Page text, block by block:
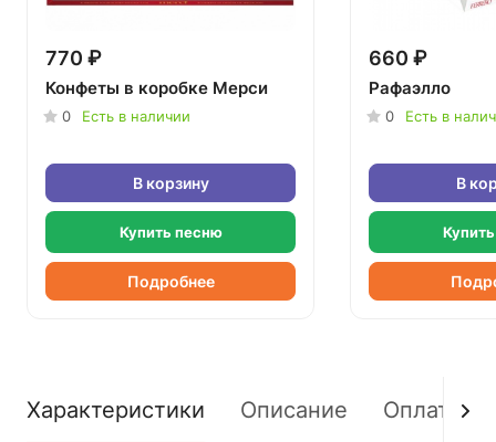
770 ₽
Конфеты в коробке Мерси
0 Есть в наличии
В корзину
Купить песню
Подробнее
660 ₽
Рафаэлло
0 Есть в
В
Характеристики Описание Оплата